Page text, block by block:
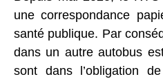
une correspondance
santé publique. Par
dans un autre autobus
sont dans l’obligation